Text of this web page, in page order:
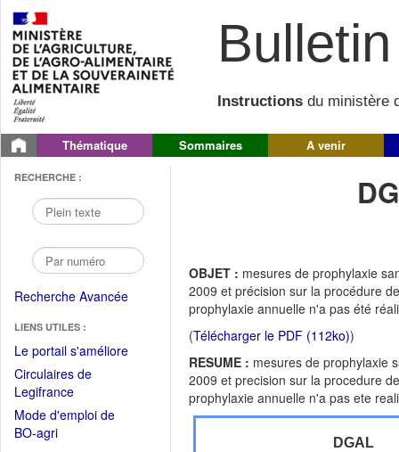
Instructions du ministère
Thématique Sommaires A venir
RECHERCHE :
Recherche Avancée
LIENS UTILES :
Le portail s'améliore(Fichier
Circulaires de
Legifrance(Ouvrir
dans
une
Mode d'emploi de
BO-agri(Ouvrir
OBJET : mesures de prophylaxie
2009 et précision sur la procédure
prophylaxie annuelle n'a pas été réali
(Télécharger le PDF (112ko))
RESUME : mesures de prophylaxie
2009 et precision sur la procedure
prophylaxie annuelle n'a pas ete reali
DGAL